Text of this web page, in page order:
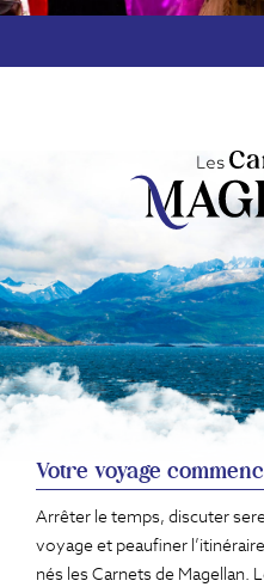
Votre voyage
Arrêter le temps, discuter
voyage et peaufiner
nés les Carnets de Magellan.